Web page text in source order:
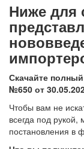
Ниже для
Скачайте
№650 от
Чтобы вам не
всегда под
постановления в